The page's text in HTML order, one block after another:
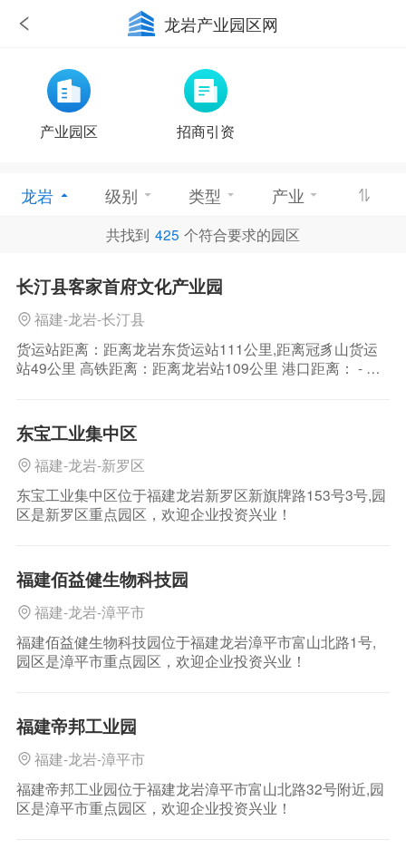
龙岩产业园区网
产业园区 招商引资
龙岩 级别 类型 产业
共找到 425 个符合要求的园区
长汀县客家首府文化产业园
福建-龙岩-长汀县
货运站距离：距离龙岩东货运站111公里,距离冠豸山货运
站49公里 高铁距离：距离龙岩站109公里 港口距离： - 机
展腹地的交通枢纽与重要通道。距龙岩市区城东2公里的翠
屏山麓，有一处喀斯特溶洞，
东宝工业集中区
福建-龙岩-新罗区
东宝工业集中区位于福建龙岩新罗区新旗牌路153号3号,园
区是新罗区重点园区，欢迎企业投资兴业！
福建佰益健生物科技园
福建-龙岩-漳平市
福建佰益健生物科技园位于福建龙岩漳平市富山北路1号,
园区是漳平市重点园区，欢迎企业投资兴业！
福建帝邦工业园
福建-龙岩-漳平市
福建帝邦工业园位于福建龙岩漳平市富山北路32号附近,园
区是漳平市重点园区，欢迎企业投资兴业！